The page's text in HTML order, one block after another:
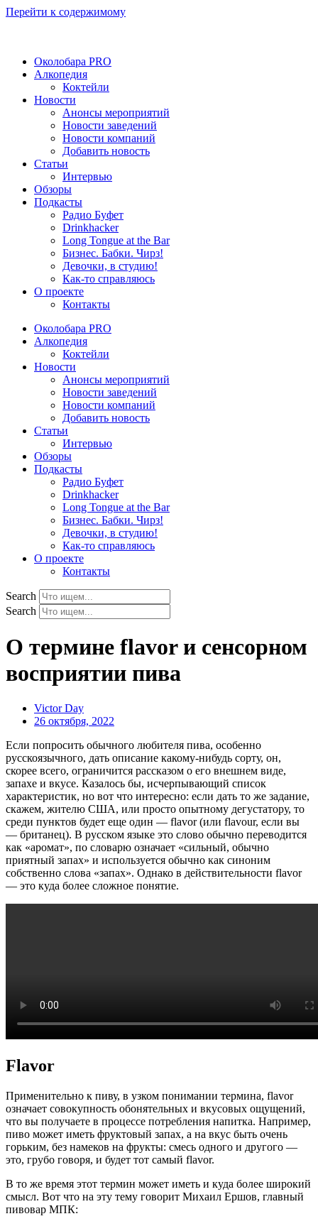
Перейти к содержимому
Околобара PRO
Алкопедия
Коктейли
Новости
Анонсы мероприятий
Новости заведений
Новости компаний
Добавить новость
Статьи
Интервью
Обзоры
Подкасты
Радио Буфет
Drinkhacker
Long Tongue at the Bar
Бизнес. Бабки. Чирз!
Девочки, в студию!
Как-то справляюсь
О проекте
Контакты
Околобара PRO
Алкопедия
Коктейли
Новости
Анонсы мероприятий
Новости заведений
Новости компаний
Добавить новость
Статьи
Интервью
Обзоры
Подкасты
Радио Буфет
Drinkhacker
Long Tongue at the Bar
Бизнес. Бабки. Чирз!
Девочки, в студию!
Как-то справляюсь
О проекте
Контакты
Search
Search
О термине flavor и сенсорном
восприятии пива
Victor Day
26 октября, 2022
Если попросить обычного любителя пива, особенно
русскоязычного, дать описание какому-нибудь сорту, он,
скорее всего, ограничится рассказом о его внешнем виде,
запахе и вкусе. Казалось бы, исчерпывающий список
характеристик, но вот что интересно: если дать то же задание,
скажем, жителю США, или просто опытному дегустатору, то
среди пунктов будет еще один — flavor (или flavour, если вы
— британец). В русском языке это слово обычно переводится
как «аромат», по словарю означает «сильный, обычно
приятный запах» и используется обычно как синоним
собственно слова «запах». Однако в действительности flavor
— это куда более сложное понятие.
Flavor
Применительно к пиву, в узком понимании термина, flavor
означает совокупность обонятельных и вкусовых ощущений,
что вы получаете в процессе потребления напитка. Например,
пиво может иметь фруктовый запах, а на вкус быть очень
горьким, без намеков на фрукты: смесь одного и другого —
это, грубо говоря, и будет тот самый flavor.
В то же время этот термин может иметь и куда более широкий
смысл. Вот что на эту тему говорит Михаил Ершов, главный
пивовар МПК: